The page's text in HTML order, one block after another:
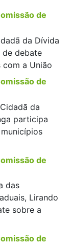
de
da Dívida
de debate
a União
de
da
participa
de
das
Lirando
sobre a
de